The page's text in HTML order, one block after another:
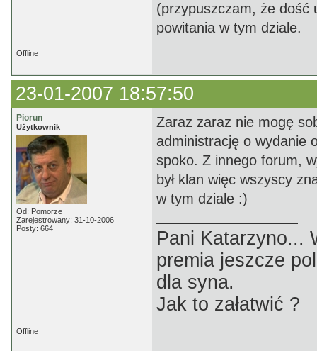
(przypuszczam, że dość
powitania w tym dziale.
Offline
23-01-2007 18:57:50
Piorun
Użytkownik
Od: Pomorze
Zarejestrowany: 31-10-2006
Posty: 664
Zaraz zaraz nie mogę
administrację o wydanie
spoko. Z innego forum,
był klan więc wszyscy
w tym dziale :)
Pani Katarzyno...
premia jeszcze
dla syna.
Jak to załatwić ?
Offline